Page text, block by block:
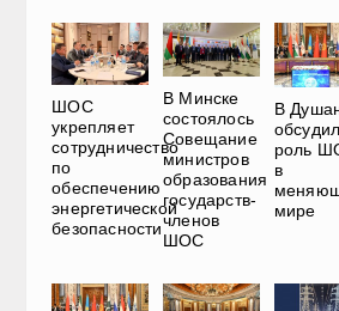
ШОС
укрепляет
сотрудничество
по
обеспечению
энергетической
безопасности
В Минске
состоялось
Совещание
министров
образования
государств-
членов
ШОС
В
роль
в
мире